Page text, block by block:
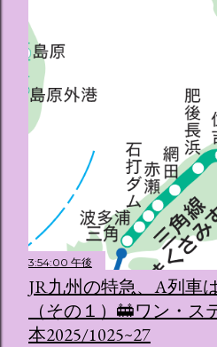
3:54:00 午後
JR九州の特急、A列車
（その１）🚋ワン・
本2025/1025~27